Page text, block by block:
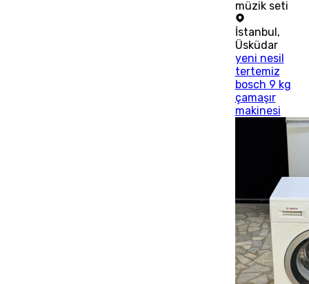
müzik seti
İstanbul ,
Üsküdar
yeni nesil
tertemiz
bosch 9 kg
çamaşır
makinesi